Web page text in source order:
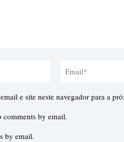
e site neste navegador para a
by email.
by email.